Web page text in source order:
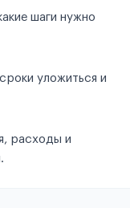
шаги нужно
уложиться и
расходы и